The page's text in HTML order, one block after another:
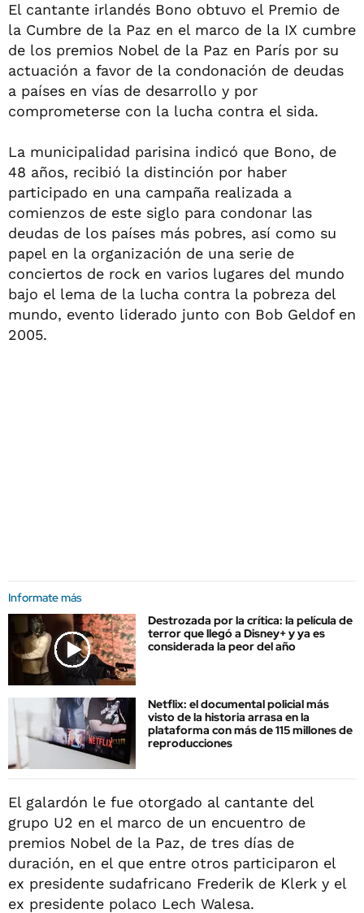
El cantante irlandés Bono obtuvo el Premio de
la Cumbre de la Paz en el marco de la IX cumbre
de los premios Nobel de la Paz en París por su
actuación a favor de la condonación de deudas
a países en vías de desarrollo y por
comprometerse con la lucha contra el sida.
La municipalidad parisina indicó que Bono, de
48 años, recibió la distinción por haber
participado en una campaña realizada a
comienzos de este siglo para condonar las
deudas de los países más pobres, así como su
papel en la organización de una serie de
conciertos de rock en varios lugares del mundo
bajo el lema de la lucha contra la pobreza del
mundo, evento liderado junto con Bob Geldof en
2005.
Informate más
Destrozada por la crítica: la película de
terror que llegó a Disney+ y ya es
considerada la peor del año
Netflix: el documental policial más
visto de la historia arrasa en la
plataforma con más de 115 millones de
reproducciones
El galardón le fue otorgado al cantante del
grupo U2 en el marco de un encuentro de
premios Nobel de la Paz, de tres días de
duración, en el que entre otros participaron el
ex presidente sudafricano Frederik de Klerk y el
ex presidente polaco Lech Walesa.